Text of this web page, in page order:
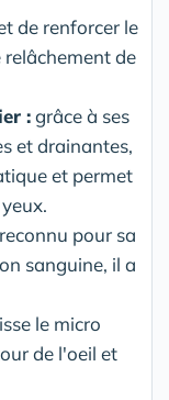
de renforcer le
de
:grâce à ses
et drainantes,
et permet
reconnu pour sa
sanguine, il a
le micro
de l'oeil et